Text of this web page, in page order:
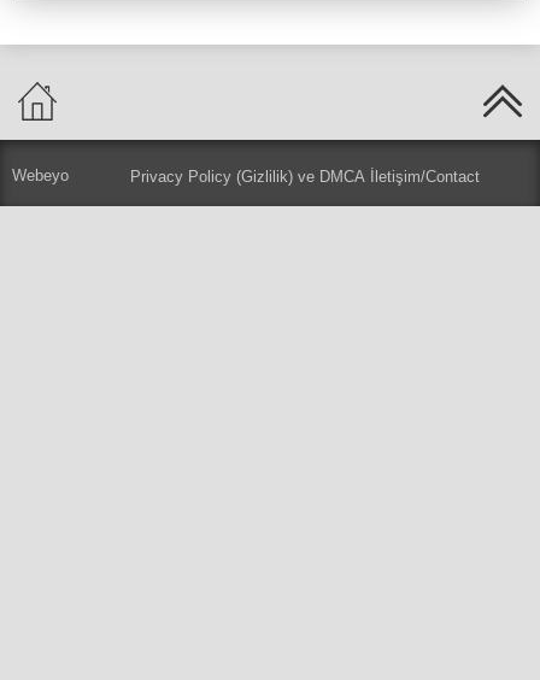
Webeyo Privacy Policy (Gizlilik) ve DMCA İletişim/Contact